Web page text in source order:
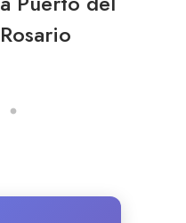
Rosario